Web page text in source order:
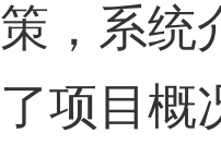
策，系统
了项目概